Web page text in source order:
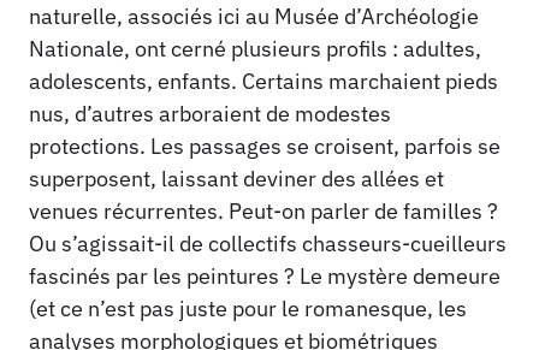
naturelle, associés ici au Musée d’Archéologie
Nationale, ont cerné plusieurs profils : adultes,
adolescents, enfants. Certains marchaient pieds
nus, d’autres arboraient de modestes
protections. Les passages se croisent, parfois se
superposent, laissant deviner des allées et
venues récurrentes. Peut-on parler de familles ?
Ou s’agissait-il de collectifs chasseurs-cueilleurs
fascinés par les peintures ? Le mystère demeure
(et ce n’est pas juste pour le romanesque, les
analyses morphologiques et biométriques